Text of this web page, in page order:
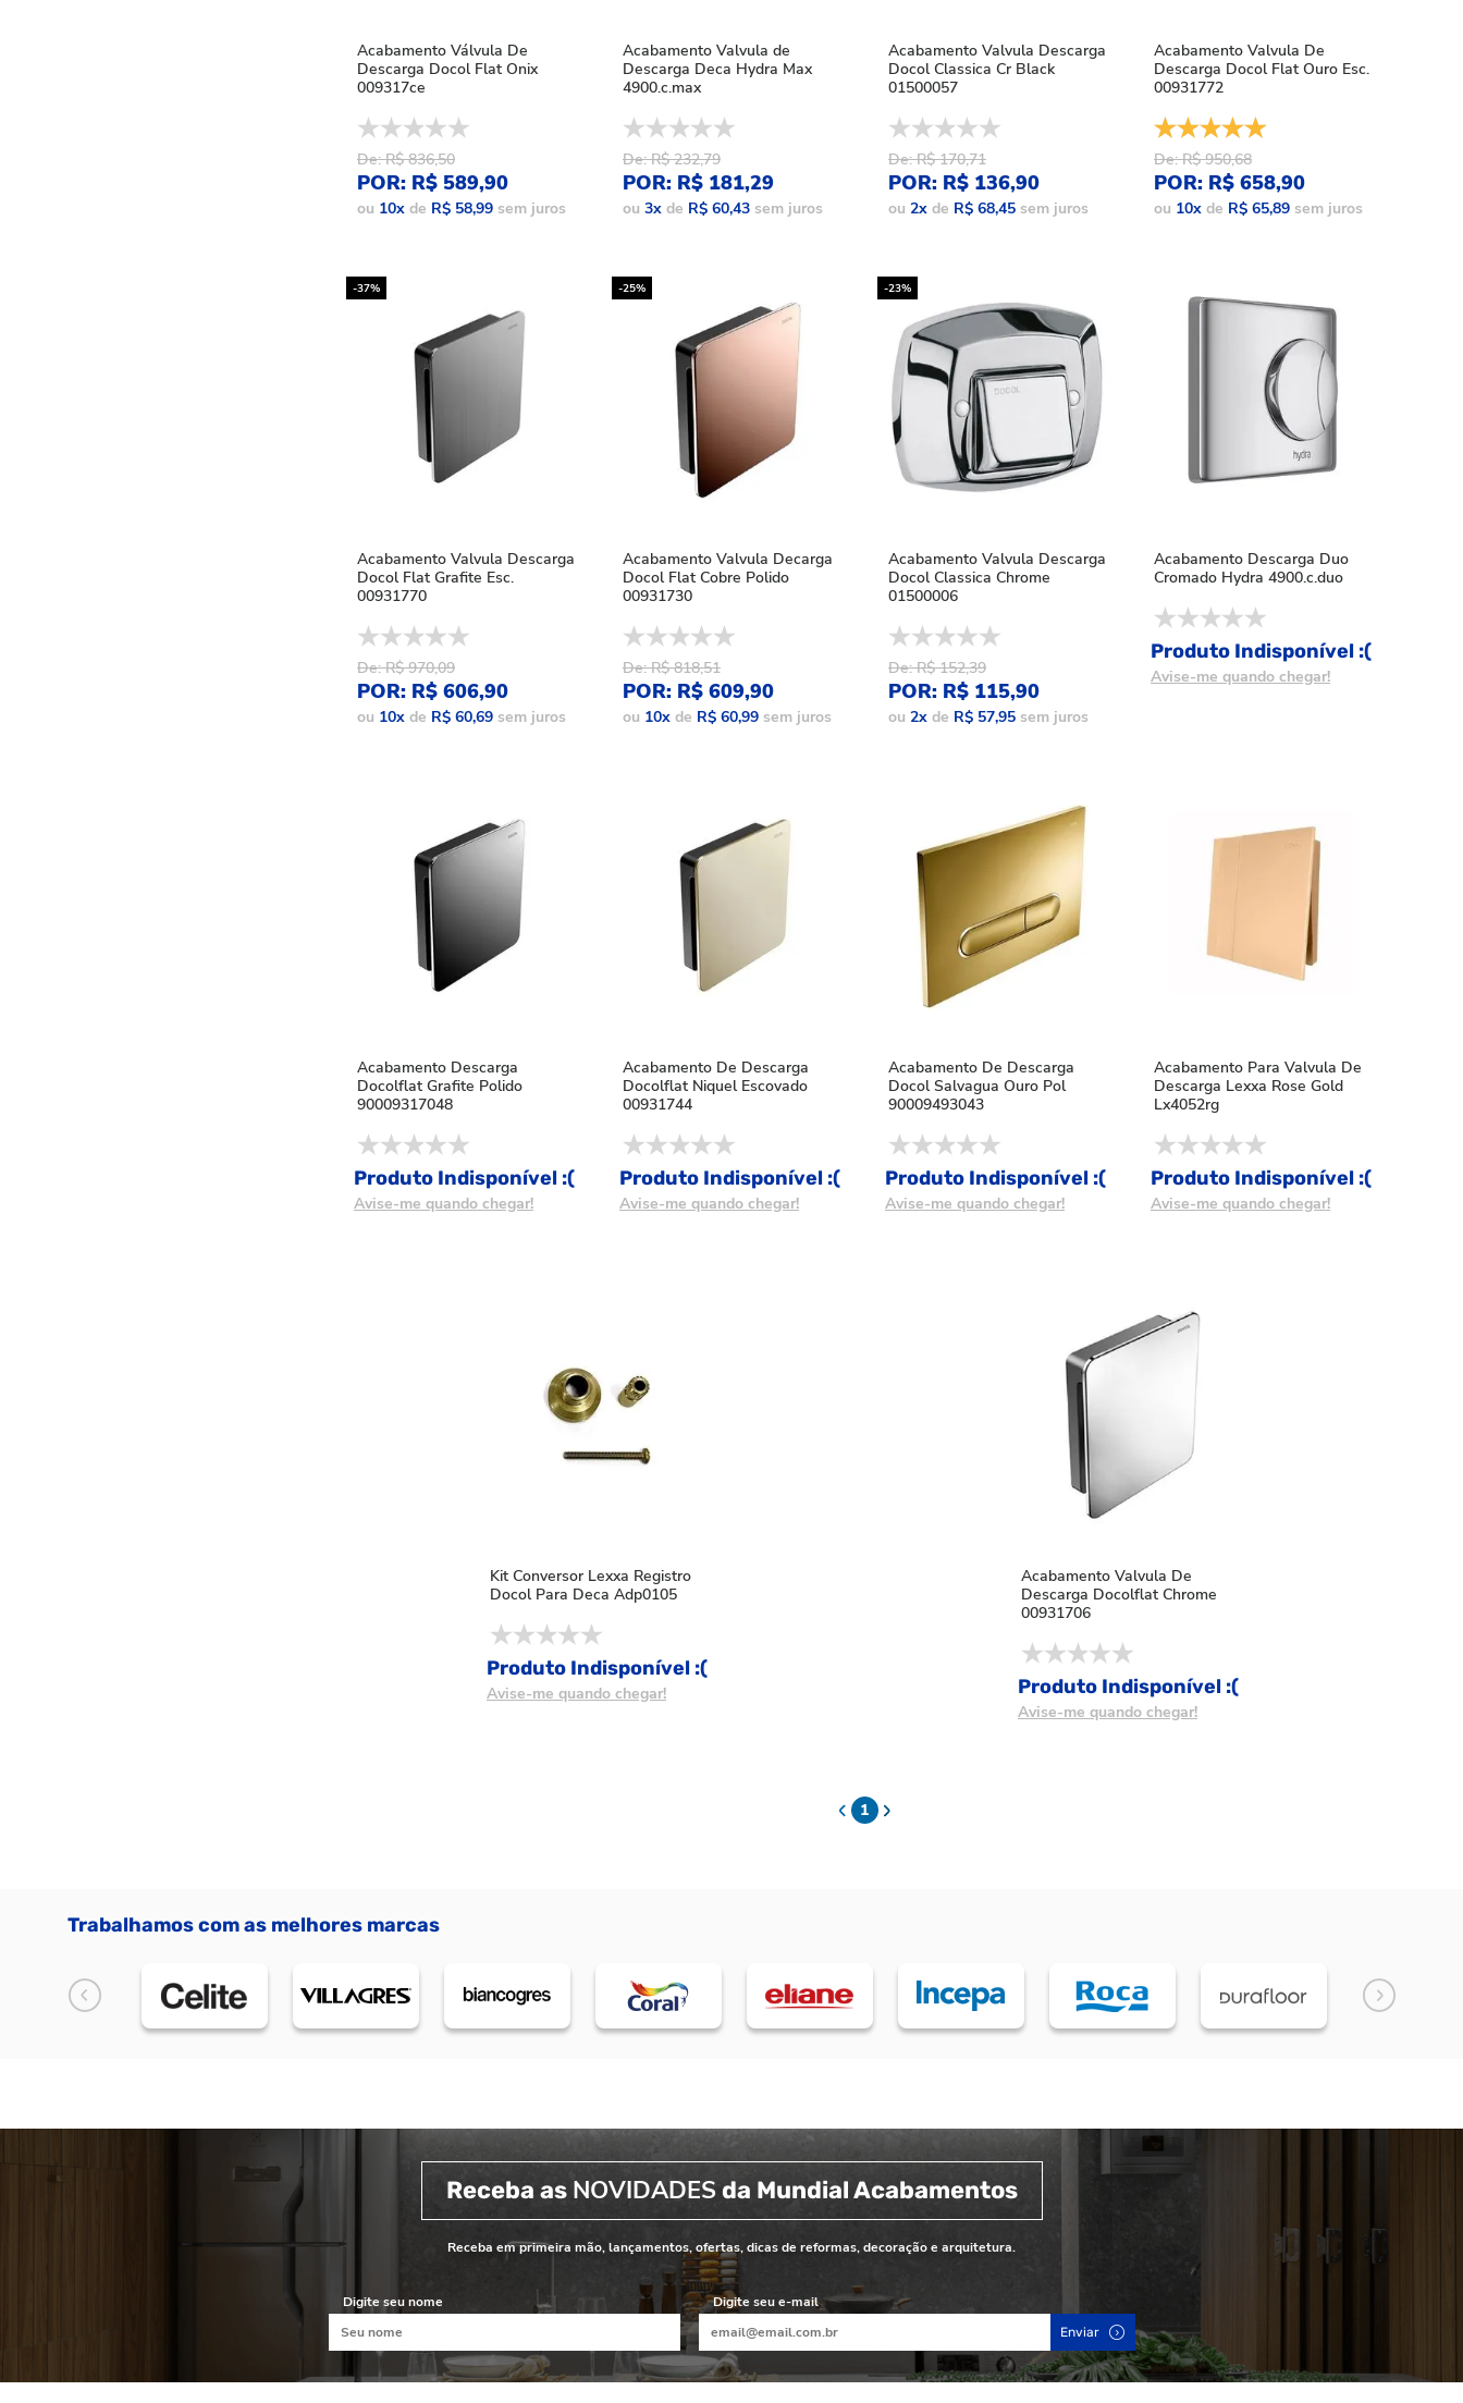
Acabamento Válvula De
Descarga Docol Flat Onix
009317ce
De: R$ 836,50
POR: R$ 589,90
ou 10x de R$ 58,99 sem juros
Acabamento Valvula de
Descarga Deca Hydra Max
4900.c.max
De: R$ 232,79
POR: R$ 181,29
ou 3x de R$ 60,43 sem juros
Acabamento Valvula Descarga
Docol Classica Cr Black
01500057
De: R$ 170,71
POR: R$ 136,90
ou 2x de R$ 68,45 sem juros
Acabamento Valvula De
Descarga Docol Flat Ouro Esc.
00931772
De: R$ 950,68
POR: R$ 658,90
ou 10x de R$ 65,89 sem juros
-37%
Acabamento Valvula Descarga
Docol Flat Grafite Esc.
00931770
De: R$ 970,09
POR: R$ 606,90
ou 10x de R$ 60,69 sem juros
-25%
Acabamento Valvula Decarga
Docol Flat Cobre Polido
00931730
De: R$ 818,51
POR: R$ 609,90
ou 10x de R$ 60,99 sem juros
-23%
Acabamento Valvula Descarga
Docol Classica Chrome
01500006
De: R$ 152,39
POR: R$ 115,90
ou 2x de R$ 57,95 sem juros
Acabamento Descarga Duo
Cromado Hydra 4900.c.duo
Produto Indisponível :(
Avise-me quando chegar!
Acabamento Descarga
Docolflat Grafite Polido
90009317048
Produto Indisponível :(
Avise-me quando chegar!
Acabamento De Descarga
Docolflat Niquel Escovado
00931744
Produto Indisponível :(
Avise-me quando chegar!
Acabamento De Descarga
Docol Salvagua Ouro Pol
90009493043
Produto Indisponível :(
Avise-me quando chegar!
Acabamento Para Valvula De
Descarga Lexxa Rose Gold
Lx4052rg
Produto Indisponível :(
Avise-me quando chegar!
Kit Conversor Lexxa Registro
Docol Para Deca Adp0105
Produto Indisponível :(
Avise-me quando chegar!
Acabamento Valvula De
Descarga Docolflat Chrome
00931706
Produto Indisponível :(
Avise-me quando chegar!
1
Trabalhamos com as melhores marcas
Receba asNOVIDADES da Mundial Acabamentos
Receba em primeira mão, lançamentos, ofertas, dicas de reformas, decoração e arquitetura.
Digite seu nome Digite seu e-mail
Enviar